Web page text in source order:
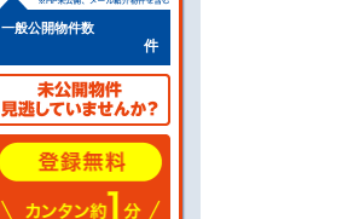
一般公開物件数
件